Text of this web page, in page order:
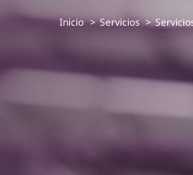
n
Inicio Servicios